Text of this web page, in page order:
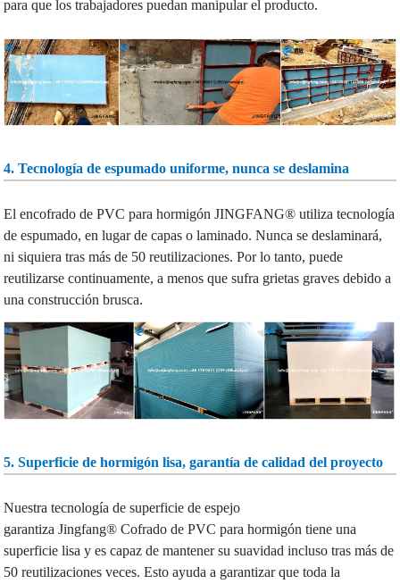
para que los trabajadores puedan manipular el producto.
4. Tecnología de espumado uniforme, nunca se deslamina
El encofrado de PVC para hormigón JINGFANG® utiliza tecnología
de espumado, en lugar de capas o laminado. Nunca se deslaminará,
ni siquiera tras más de 50 reutilizaciones. Por lo tanto, puede
reutilizarse continuamente, a menos que sufra grietas graves debido a
una construcción brusca.
5. Superficie de hormigón lisa, garantía de calidad del proyecto
Nuestra tecnología de superficie de espejo
garantiza Jingfang®Cofrado de PVC para hormigóntiene una
superficie lisa y es capaz de mantener su suavidad incluso tras más de
50 reutilizacionesveces. Esto ayuda a garantizar que toda la